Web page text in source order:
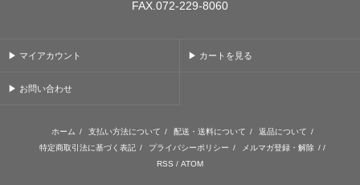
FAX.072-229-8060
▶ マイアカウント ▶ カートを見る
▶ お問い合わせ
ホーム / 支払い方法について / 配送・送料について / 返品について /
特定商取引法に基づく表記 / プライバシーポリシー / メルマガ登録・解除 / /
RSS / ATOM